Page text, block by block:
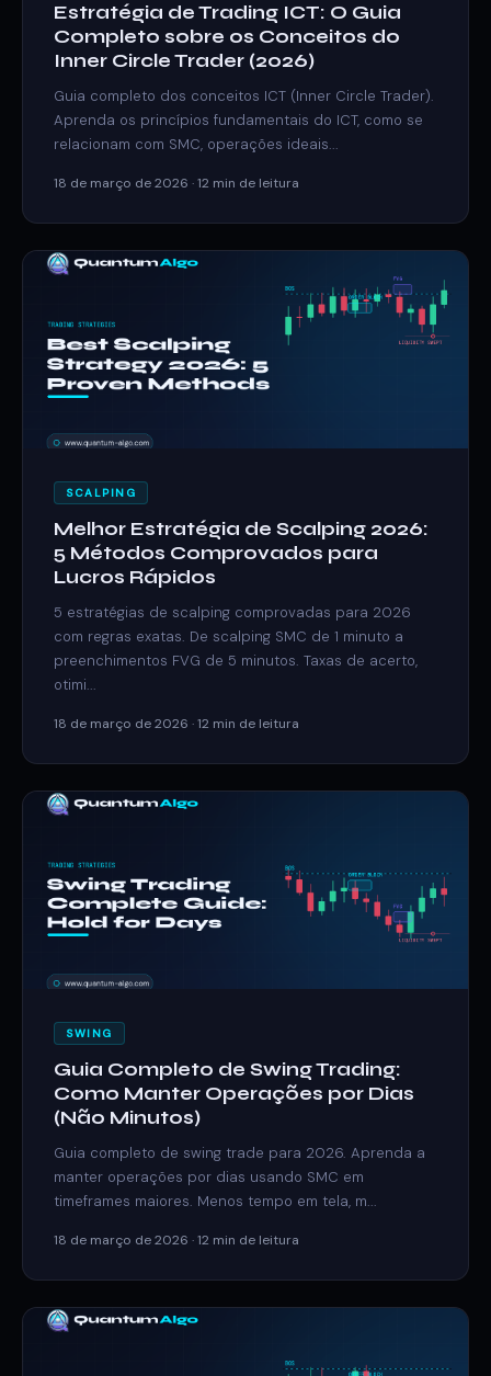
Estratégia de Trading ICT: O Guia
Completo sobre os Conceitos do
Inner Circle Trader (2026)
Guia completo dos conceitos ICT (Inner Circle Trader).
Aprenda os princípios fundamentais do ICT, como se
relacionam com SMC, operações ideais...
18 de março de 2026 · 12 min de leitura
SCALPING
Melhor Estratégia de Scalping 2026:
5 Métodos Comprovados para
Lucros Rápidos
5 estratégias de scalping comprovadas para 2026
com regras exatas. De scalping SMC de 1 minuto a
preenchimentos FVG de 5 minutos. Taxas de acerto,
otimi...
18 de março de 2026 · 12 min de leitura
SWING
Guia Completo de Swing Trading:
Como Manter Operações por Dias
(Não Minutos)
Guia completo de swing trade para 2026. Aprenda a
manter operações por dias usando SMC em
timeframes maiores. Menos tempo em tela, m...
18 de março de 2026 · 12 min de leitura